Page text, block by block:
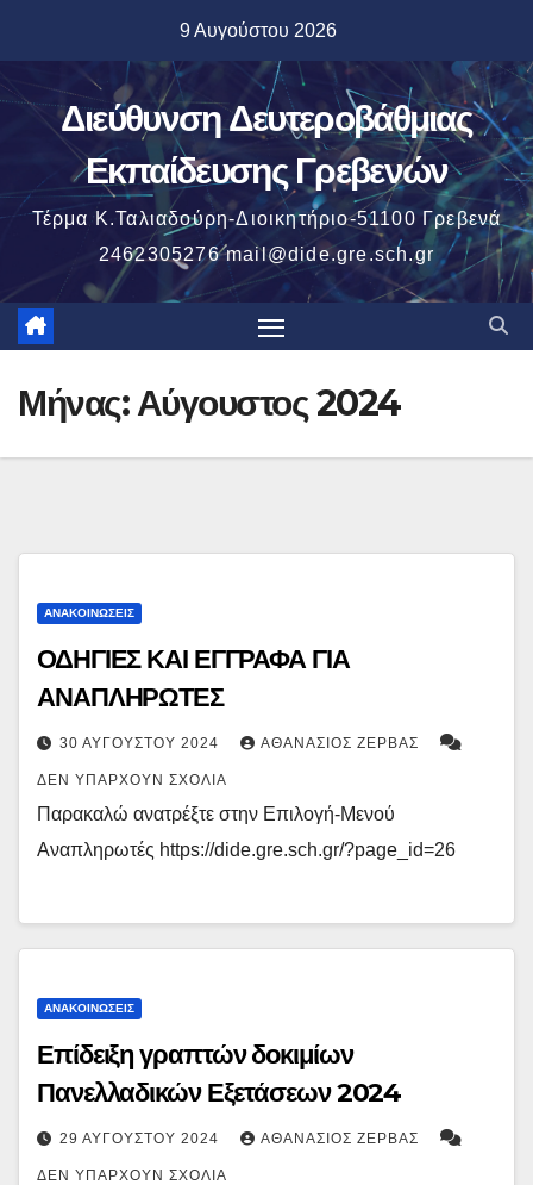
περιεχόμενο
9 Αυγούστου 2026
Διεύθυνση Δευτεροβάθμιας
Εκπαίδευσης Γρεβενών
Τέρμα Κ.Ταλιαδούρη-Διοικητήριο-51100 Γρεβενά
2462305276 mail@dide.gre.sch.gr
Μήνας:Αύγουστος 2024
ΑΝΑΚΟΙΝΏΣΕΙΣ
ΟΔΗΓΙΕΣ ΚΑΙ ΕΓΓΡΑΦΑ ΓΙΑ
ΑΝΑΠΛΗΡΩΤΕΣ
30 ΑΥΓΟΎΣΤΟΥ 2024 ΑΘΑΝΆΣΙΟΣ ΖΈΡΒΑΣ
ΔΕΝ ΥΠΆΡΧΟΥΝ ΣΧΌΛΙΑ
Παρακαλώ ανατρέξτε στην Επιλογή-Μενού
Αναπληρωτές https://dide.gre.sch.gr/?page_id=26
ΑΝΑΚΟΙΝΏΣΕΙΣ
Επίδειξη γραπτών δοκιμίων
Πανελλαδικών Εξετάσεων 2024
29 ΑΥΓΟΎΣΤΟΥ 2024 ΑΘΑΝΆΣΙΟΣ ΖΈΡΒΑΣ
ΔΕΝ ΥΠΆΡΧΟΥΝ ΣΧΌΛΙΑ